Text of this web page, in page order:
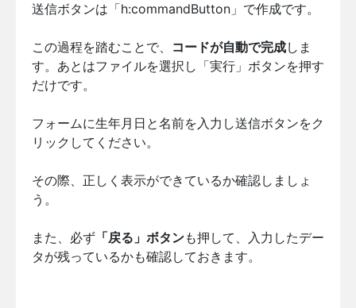
送信ボタンは「h:commandButton」で作成です。
この過程を踏むことで、 コードが自動で完成しま
す。あとはファイルを選択し「実行」ボタンを押す
だけです。
フォームに生年月日と名前を入力し送信ボタンをク
リックしてください。
その際、正しく表示ができているか確認しましょ
う。
また、必ず 「戻る」ボタンも押して、入力したデー
タが残っているかも確認しておきます。